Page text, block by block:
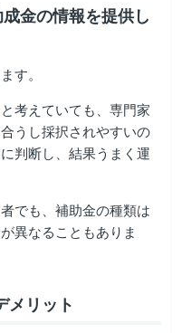
金の情報を提供し
す。
考えていても、専門家
うし採択されやすいの
判断し、結果うまく運
でも、補助金の種類は
異なることもありま
メリット